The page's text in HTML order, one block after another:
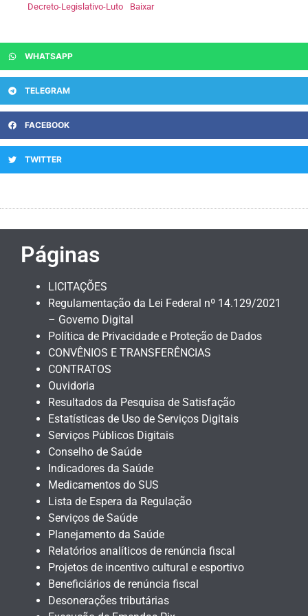
Decreto-Legislativo-Luto Baixar
WHATSAPP
TELEGRAM
FACEBOOK
TWITTER
Páginas
LICITAÇÕES
Regulamentação da Lei Federal nº 14.129/2021
– Governo Digital
Política de Privacidade e Proteção de Dados
CONVÊNIOS E TRANSFERÊNCIAS
CONTRATOS
Ouvidoria
Resultados da Pesquisa de Satisfação
Estatísticas de Uso de Serviços Digitais
Serviços Públicos Digitais
Conselho de Saúde
Indicadores da Saúde
Medicamentos do SUS
Lista de Espera da Regulação
Serviços de Saúde
Planejamento da Saúde
Relatórios analíticos de renúncia fiscal
Projetos de incentivo cultural e esportivo
Beneficiários de renúncia fiscal
Desonerações tributárias